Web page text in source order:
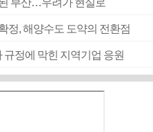
부산…우려가 현실로
정, 해양수도 도약의 전환점
정에 막힌 지역기업 응원